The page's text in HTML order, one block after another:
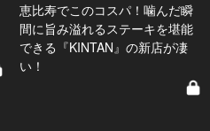
恵比寿でこのコスパ！噛んだ瞬
間に旨み溢れるステーキを堪能
できる『KINTAN』の新店が凄
い！